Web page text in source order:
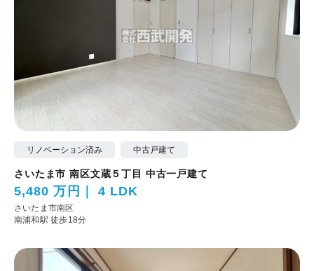
リノベーション済み 中古戸建て
さいたま市 南区文蔵５丁目 中古一戸建て
5,480 万円 4 LDK
さいたま市南区
南浦和駅 徒歩18分